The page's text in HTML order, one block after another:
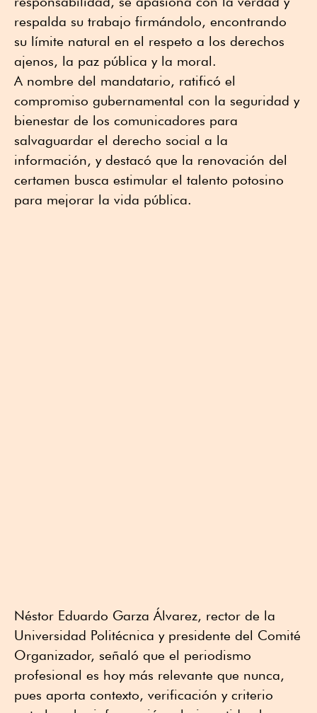
respalda su trabajo firmándolo, encontrando
su límite natural en el respeto a los derechos
ajenos, la paz pública y la moral.
A nombre del mandatario, ratificó el
compromiso gubernamental con la seguridad y
bienestar de los comunicadores para
salvaguardar el derecho social a la
información, y destacó que la renovación del
certamen busca estimular el talento potosino
para mejorar la vida pública.
Néstor Eduardo Garza Álvarez, rector de la
Universidad Politécnica y presidente del Comité
Organizador, señaló que el periodismo
profesional es hoy más relevante que nunca,
pues aporta contexto, verificación y criterio